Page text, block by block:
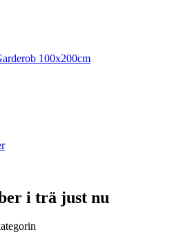
100x200cm
i trä just nu